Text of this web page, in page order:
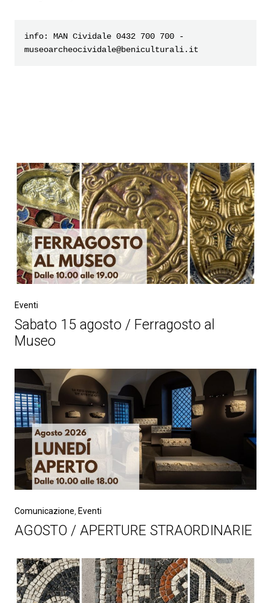
info: MAN Cividale 0432 700 700 -
museoarcheocividale@beniculturali.it
Eventi
Sabato 15 agosto / Ferragosto al
Museo
Comunicazione Eventi
AGOSTO / APERTURE STRAORDINARIE